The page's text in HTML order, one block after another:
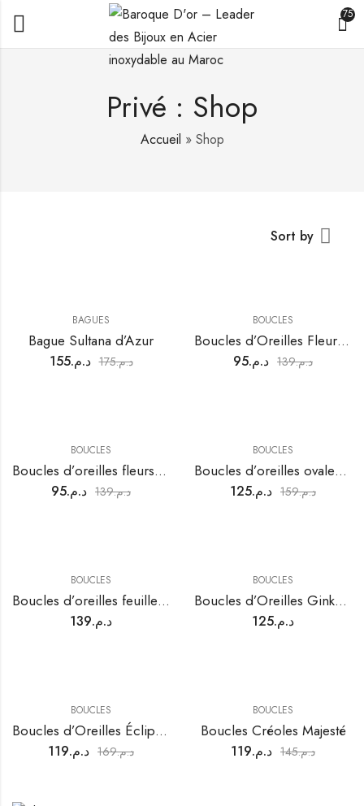
75
Privé : Shop
Accueil » Shop
Sort by
BAGUES
Bague Sultana d’Azur
د.م.155 د.م.175
BOUCLES
Boucles d’Oreilles Fleur Rose Perle Dorée Élégance
د.م.95 د.م.139
BOUCLES
Boucles d’oreilles fleurs vert marbré avec perle
د.م.95 د.م.139
BOUCLES
Boucles d’oreilles ovales dorées torsadées
د.م.125 د.م.159
BOUCLES
Boucles d’oreilles feuilles dorées élégantes
د.م.139
BOUCLES
Boucles d’Oreilles Ginkgo Majesté
د.م.125
BOUCLES
Boucles d’Oreilles Éclipse Royale
د.م.119 د.م.169
BOUCLES
Boucles Créoles Majesté
د.م.119 د.م.145